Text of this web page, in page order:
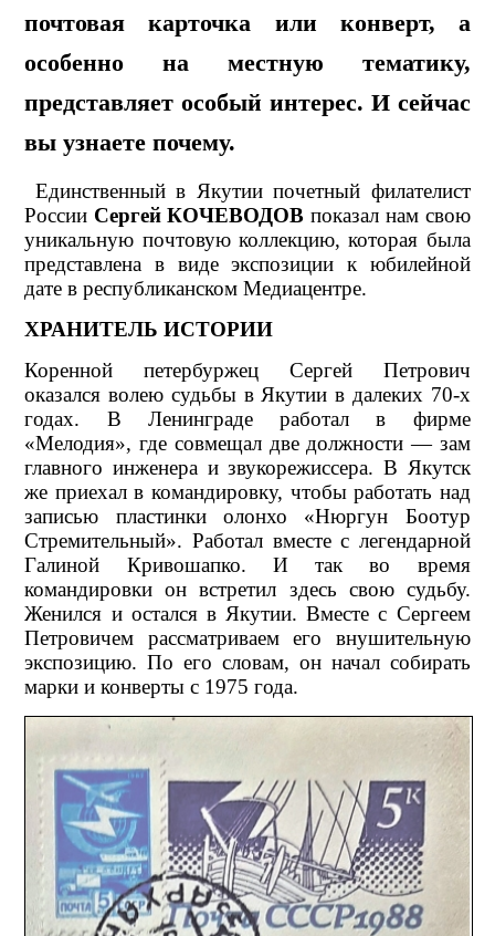
почтовая карточка или конверт, а
особенно на местную тематику,
представляет особый интерес. И сейчас
вы узнаете почему.
Единственный в Якутии почетный филателист
России Сергей КОЧЕВОДОВ показал нам свою
уникальную почтовую коллекцию, которая была
представлена в виде экспозиции к юбилейной
дате в республиканском Медиацентре.
ХРАНИТЕЛЬ ИСТОРИИ
Коренной петербуржец Сергей Петрович
оказался волею судьбы в Якутии в далеких 70-х
годах. В Ленинграде работал в фирме
«Мелодия», где совмещал две должности — зам
главного инженера и звукорежиссера. В Якутск
же приехал в командировку, чтобы работать над
записью пластинки олонхо «Нюргун Боотур
Стремительный». Работал вместе с легендарной
Галиной Кривошапко. И так во время
командировки он встретил здесь свою судьбу.
Женился и остался в Якутии. Вместе с Сергеем
Петровичем рассматриваем его внушительную
экспозицию. По его словам, он начал собирать
марки и конверты с 1975 года.